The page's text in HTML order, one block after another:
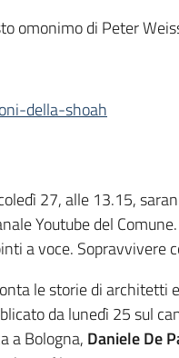
omonimo di Peter
della-shoah
27, alle 13.15,
Youtube del
a voce. Sopravvivere
le storie di architetti
da lunedì 25 sul
a Bologna, Daniele De